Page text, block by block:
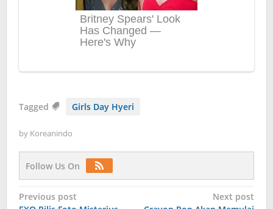
Tagged Girls Day Hyeri
by Koreanindo
Follow Us On
Post
Previous post
Next post